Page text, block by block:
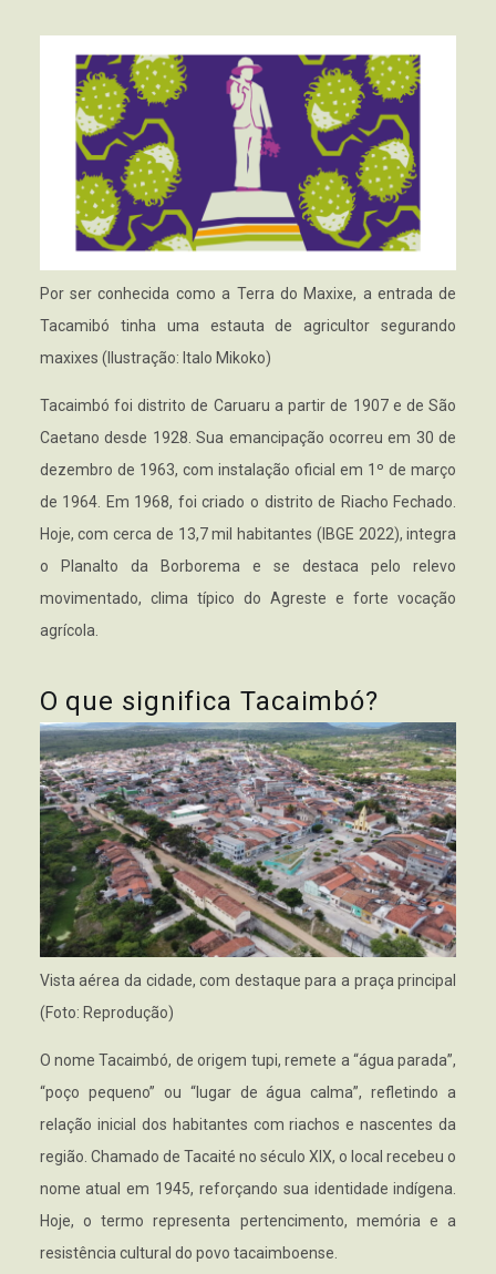
Por ser conhecida como a Terra do Maxixe, a entrada de
Tacamibó tinha uma estauta de agricultor segurando
maxixes (Ilustração: Italo Mikoko)
Tacaimbó foi distrito de Caruaru a partir de 1907 e de São
Caetano desde 1928. Sua emancipação ocorreu em 30 de
dezembro de 1963, com instalação oficial em 1º de março
de 1964. Em 1968, foi criado o distrito de Riacho Fechado.
Hoje, com cerca de 13,7 mil habitantes (IBGE 2022), integra
o Planalto da Borborema e se destaca pelo relevo
movimentado, clima típico do Agreste e forte vocação
agrícola.
O que significa Tacaimbó?
Vista aérea da cidade, com destaque para a praça principal
(Foto: Reprodução)
O nome Tacaimbó, de origem tupi, remete a “água parada”,
“poço pequeno” ou “lugar de água calma”, refletindo a
relação inicial dos habitantes com riachos e nascentes da
região. Chamado de Tacaité no século XIX, o local recebeu o
nome atual em 1945, reforçando sua identidade indígena.
Hoje, o termo representa pertencimento, memória e a
resistência cultural do povo tacaimboense.